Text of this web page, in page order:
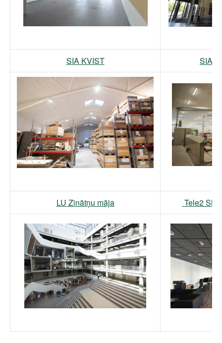
SIA KVIST SIA
LU Zinātņu māja Tele2